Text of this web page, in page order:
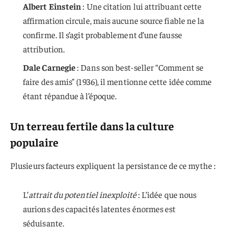
Albert Einstein : Une citation lui attribuant cette
affirmation circule, mais aucune source fiable ne la
confirme. Il s’agit probablement d’une fausse
attribution.
Dale Carnegie: Dans son best-seller “Comment se
faire des amis” (1936), il mentionne cette idée comme
étant répandue à l’époque.
Un terreau fertile dans la culture
populaire
Plusieurs facteurs expliquent la persistance de ce mythe :
L’attrait du potentiel inexploité: L’idée que nous
aurions des capacités latentes énormes est
séduisante.